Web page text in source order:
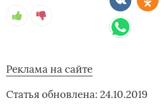
Реклама на сайте
Статья обновлена: 24.10.2019